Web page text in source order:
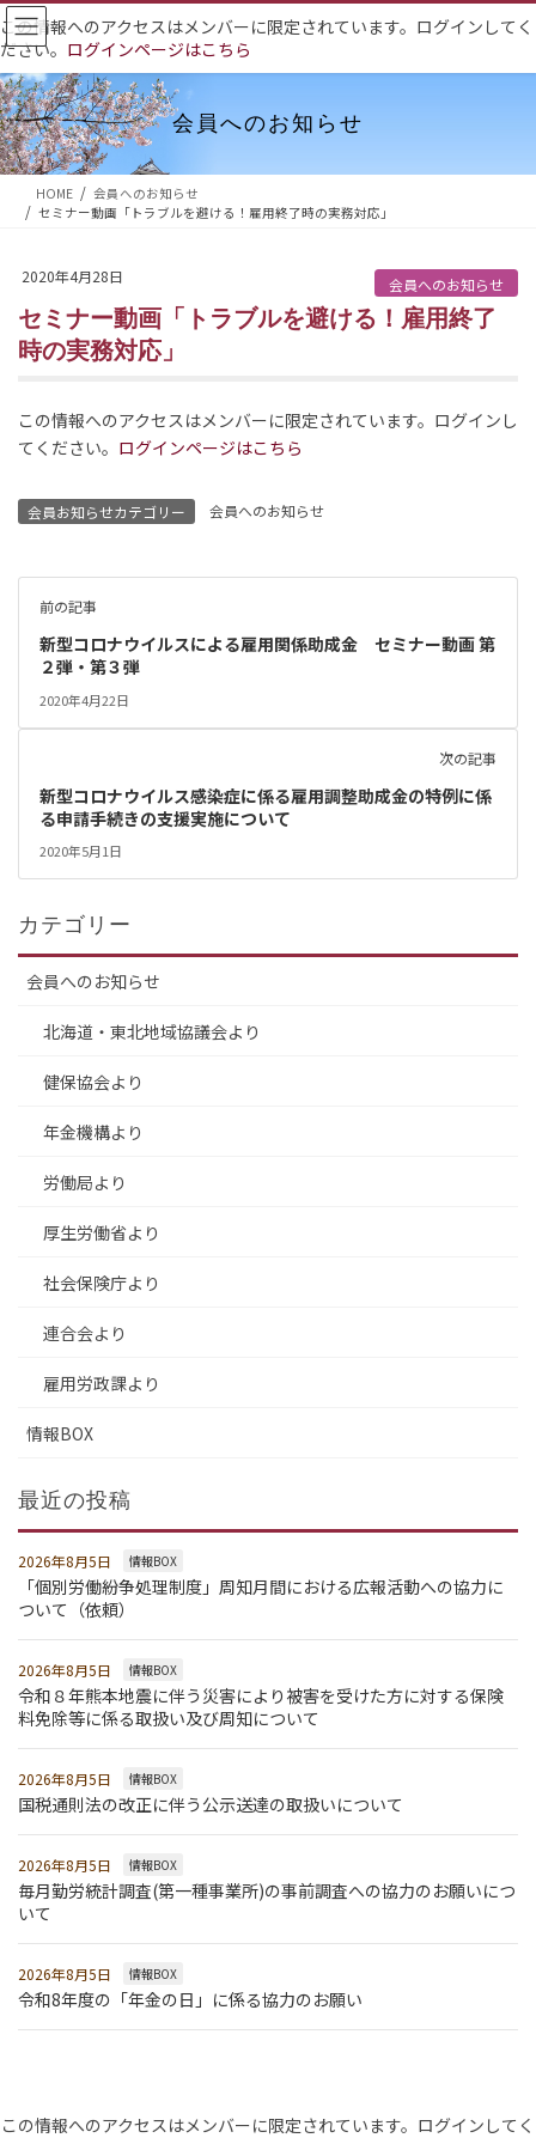
コ
ン
テ
ン
ツ
へ
ス
ナ
ビ
ゲ
ー
シ
ョ
ン
この情報へのアクセスはメンバーに限定されています。ログインしてく
ださい。 ログインページはこちら
会員へのお知らせ
HOME
会員へのお知らせ
セミナー動画「トラブルを避ける！雇用終了時の実務対応」
2020年4月28日 会員へのお知らせ
セミナー動画「トラブルを避ける！雇用終了
時の実務対応」
この情報へのアクセスはメンバーに限定されています。ログインし
てください。 ログインページはこちら
会員お知らせカテゴリー 会員へのお知らせ
前の記事
新型コロナウイルスによる雇用関係助成金 セミナー動画 第
２弾・第３弾
2020年4月22日
次の記事
新型コロナウイルス感染症に係る雇用調整助成金の特例に係
る申請手続きの支援実施について
2020年5月1日
カテゴリー
会員へのお知らせ
北海道・東北地域協議会より
健保協会より
年金機構より
労働局より
厚生労働省より
社会保険庁より
連合会より
雇用労政課より
情報BOX
最近の投稿
2026年8月5日 情報BOX
「個別労働紛争処理制度」周知月間における広報活動への協力に
ついて（依頼）
2026年8月5日 情報BOX
令和８年熊本地震に伴う災害により被害を受けた方に対する保険
料免除等に係る取扱い及び周知について
2026年8月5日 情報BOX
国税通則法の改正に伴う公示送達の取扱いについて
2026年8月5日 情報BOX
毎月勤労統計調査(第一種事業所)の事前調査への協力のお願いにつ
いて
2026年8月5日 情報BOX
令和8年度の「年金の日」に係る協力のお願い
この情報へのアクセスはメンバーに限定されています。ログインしてく